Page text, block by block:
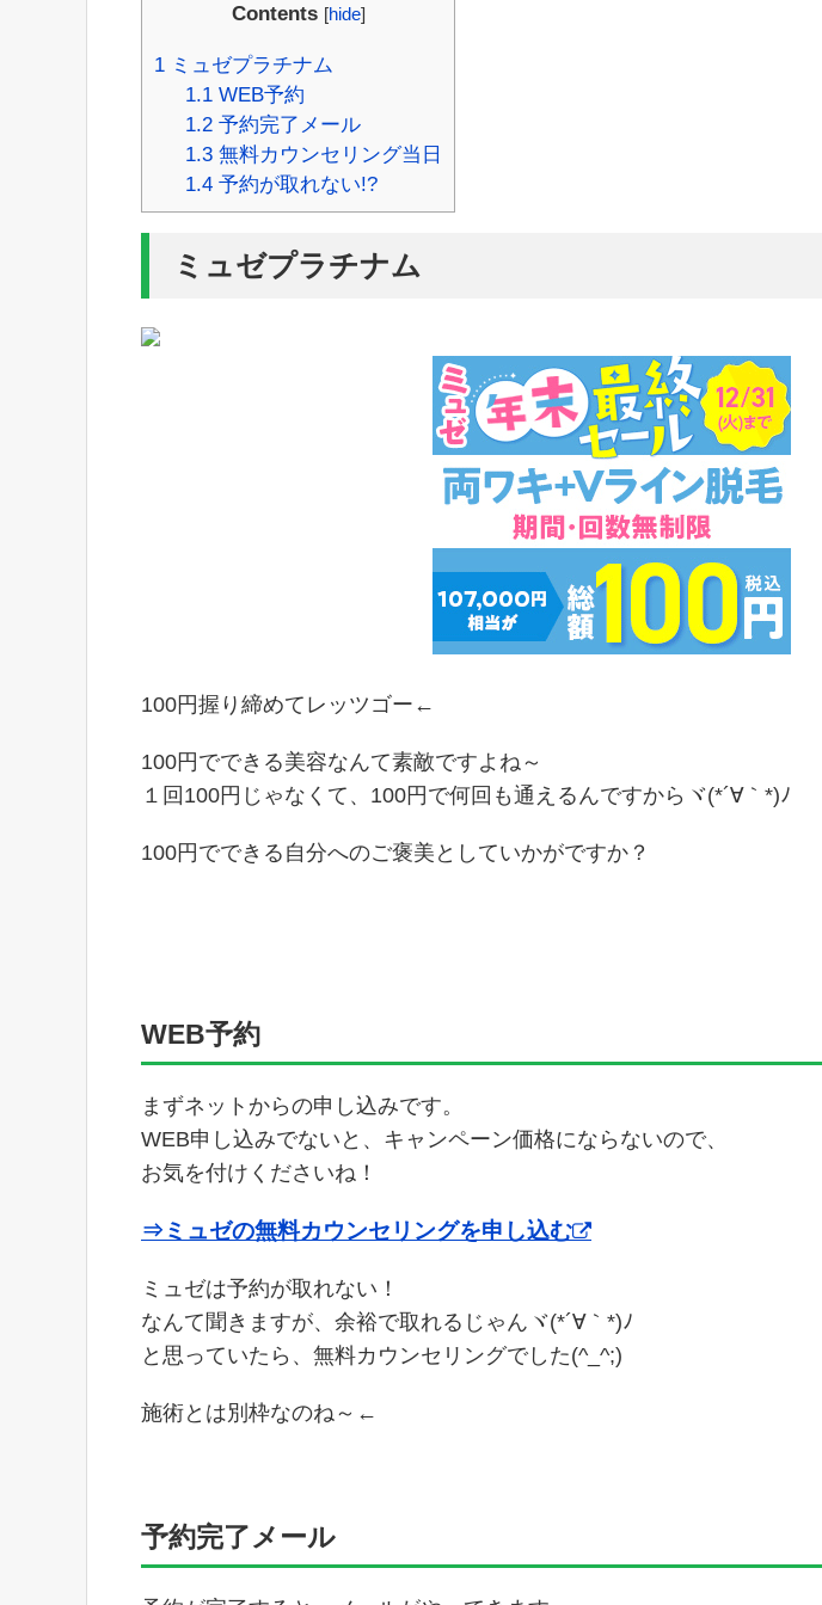
Contents [hide]
1 ミュゼプラチナム
1.1WEB予約
1.2予約完了メール
1.3無料カウンセリング当日
1.4予約が取れない!?
ミュゼプラチナム
100円握り締めてレッツゴー←
100円でできる美容なんて素敵ですよね～
１回100円じゃなくて、100円で何回も通えるんですからヾ(*´∀｀*)ﾉ
100円でできる自分へのご褒美としていかがですか？
WEB予約
まずネットからの申し込みです。
WEB申し込みでないと、キャンペーン価格にならないので、
お気を付けくださいね！
⇒ミュゼの無料カウンセリングを申し込む
ミュゼは予約が取れない！
なんて聞きますが、余裕で取れるじゃんヾ(*´∀｀*)ﾉ
と思っていたら、無料カウンセリングでした(^_^;)
施術とは別枠なのね～←
予約完了メール